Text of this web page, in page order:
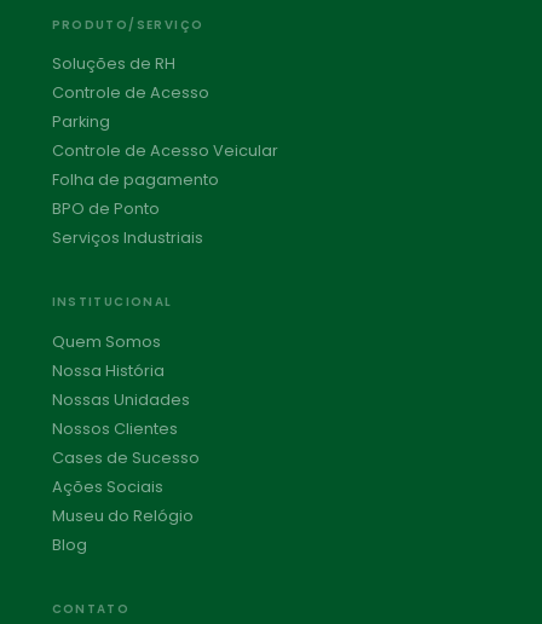
PRODUTO/SERVIÇO
Soluções de RH
Controle de Acesso
Parking
Controle de Acesso Veicular
Folha de pagamento
BPO de Ponto
Serviços Industriais
INSTITUCIONAL
Quem Somos
Nossa História
Nossas Unidades
Nossos Clientes
Cases de Sucesso
Ações Sociais
Museu do Relógio
Blog
CONTATO